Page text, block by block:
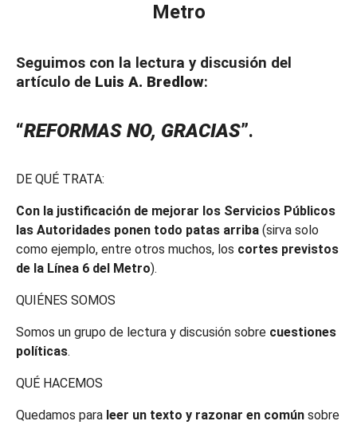
Metro
Seguimos con la lectura y discusión del
artículo de Luis A. Bredlow:
“REFORMAS NO, GRACIAS”.
DE QUÉ TRATA:
Con la justificación de mejorar los Servicios Públicos
las Autoridades ponen todo patas arriba (sirva solo
como ejemplo, entre otros muchos, los cortes previstos
de la Línea 6 del Metro).
QUIÉNES SOMOS
Somos un grupo de lectura y discusión sobre cuestiones
políticas.
QUÉ HACEMOS
Quedamos para leer un texto y razonar en común sobre